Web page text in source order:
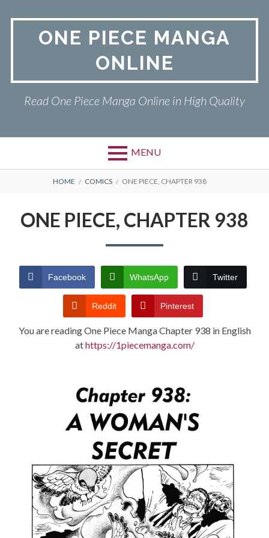
ONE PIECE MANGA
ONLINE
Read One Piece Manga Online in High Quality
MENU
Primary
ONE PIECE
TERMS AND
CONDITIONS
BREADCRUMBS
HOME COMICS ONE PIECE, CHAPTER 938
ONE PIECE, CHAPTER 938
Facebook WhatsApp Twitter
Reddit Pinterest
You are reading One Piece Manga Chapter 938 in English
athttps://1piecemanga.com/